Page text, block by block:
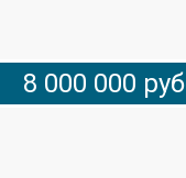
8 000 000 руб